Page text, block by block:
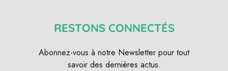
RESTONS CONNECTÉS
Abonnez-vous à notre Newsletter pour tout
savoir des dernières actus.